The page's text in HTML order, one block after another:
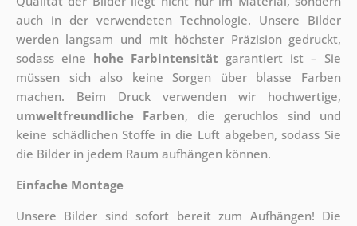
auch in der verwendeten Technologie. Unsere Bilder
werden langsam und mit höchster Präzision gedruckt,
sodass eine hohe Farbintensität garantiert ist – Sie
müssen sich also keine Sorgen über blasse Farben
machen. Beim Druck verwenden wir hochwertige,
umweltfreundliche Farben, die geruchlos sind und
keine schädlichen Stoffe in die Luft abgeben, sodass Sie
die Bilder in jedem Raum aufhängen können.
Einfache Montage
Unsere Bilder sind sofort bereit zum Aufhängen! Die